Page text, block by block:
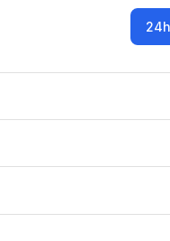
24h